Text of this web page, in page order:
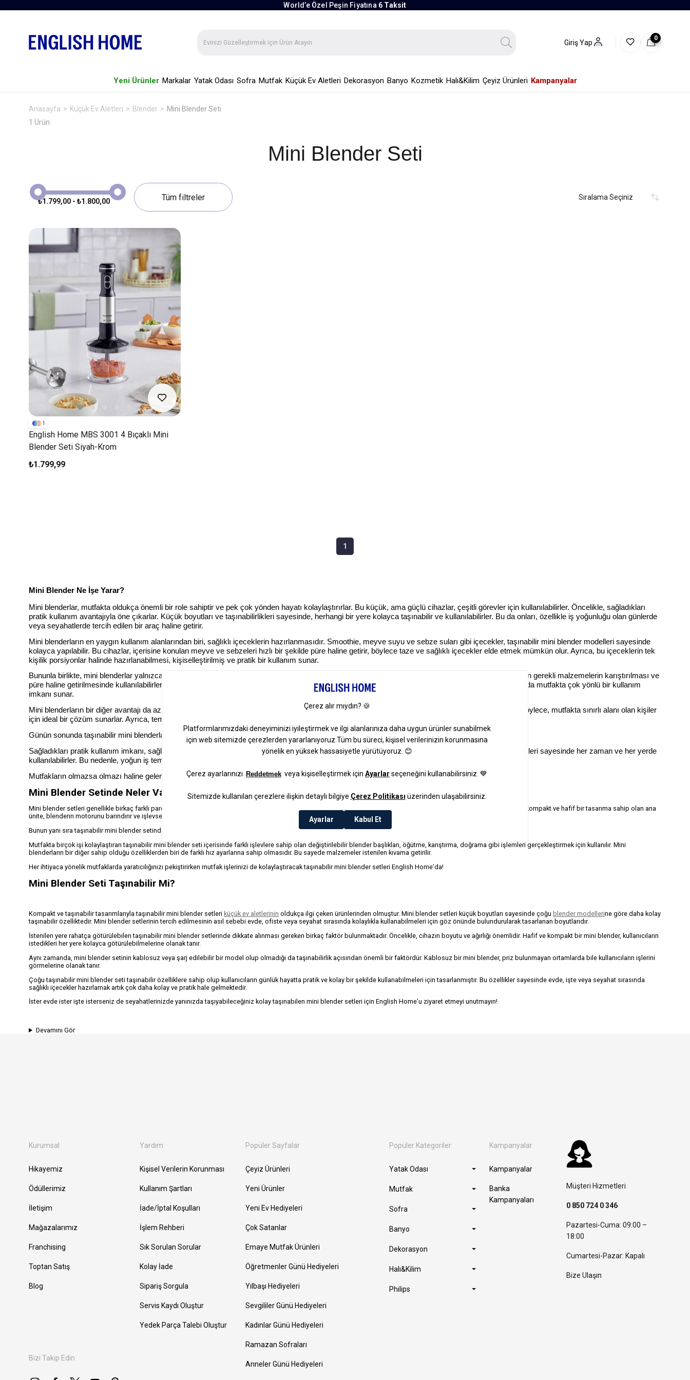
World’e Özel Peşin Fiyatına 6 Taksit
Giriş Yap
0
Yeni Ürünler Markalar Yatak Odası Sofra Mutfak Küçük Ev Aletleri Dekorasyon Banyo Kozmetik Halı&Kilim Çeyiz Ürünleri Kampanyalar
Anasayfa Küçük Ev Aletleri Blender
Mini Blender Seti
1 Ürün
Mini Blender Seti
₺1.799,00 - ₺1.800,00
English Home MBS 3001 4 Bıçaklı Mini
Blender Seti Siyah-Krom
₺1.799,99
1
1
Mini Blender Ne İşe Yarar?
Mini blenderlar, mutfakta oldukça önemli bir role sahiptir ve pek çok yönden hayatı kolaylaştırırlar. Bu küçük, ama güçlü cihazlar, çeşitli görevler için kullanılabilirler. Öncelikle, sağladıkları
pratik kullanım avantajıyla öne çıkarlar. Küçük boyutları ve taşınabilirlikleri sayesinde, herhangi bir yere kolayca taşınabilir ve kullanılabilirler. Bu da onları, özellikle iş yoğunluğu olan günlerde
veya seyahatlerde tercih edilen bir araç haline getirir.
Mini blenderların en yaygın kullanım alanlarından biri, sağlıklı içeceklerin hazırlanmasıdır. Smoothie, meyve suyu ve sebze suları gibi içecekler, taşınabilir mini blender modelleri sayesinde
kolayca yapılabilir. Bu cihazlar, içerisine konulan meyve ve sebzeleri hızlı bir şekilde püre haline getirir, böylece taze ve sağlıklı içecekler elde etmek mümkün olur. Ayrıca, bu içeceklerin tek
kişilik porsiyonlar halinde hazırlanabilmesi, kişiselleştirilmiş ve pratik bir kullanım sunar.
Bununla birlikte, mini blenderlar yalnızca içeceklerin değil, aynı zamanda çeşitli yemeklerin hazırlanmasında da etkilidir. Örneğin, soslar ve çorbalar için gerekli malzemelerin karıştırılması ve
püre haline getirilmesinde kullanılabilirler. Ayrıca, kuruyemişlerin öğütülmesi veya baharatların çekilmesi gibi işlemler için de ideal bir seçenektirler. Bu da mutfakta çok yönlü bir kullanım
imkanı sunar.
Mini blenderların bir diğer avantajı da az yer kaplamalarıdır. Küçük boyutları sayesinde dolapta veya tezgah üstünde saklanmaları oldukça kolaydır. Böylece, mutfakta sınırlı alanı olan kişiler
için ideal bir çözüm sunarlar. Ayrıca, temizlikleri de oldukça pratiktir, bu da kullanıcılar için ek bir avantaj sağlar.
Günün sonunda taşınabilir mini blenderlar, mutfakta çok yönlü bir yardımcı olarak öne çıkar.
Sağladıkları pratik kullanım imkanı, sağlıklı içeceklerin ve yemeklerin kolayca hazırlanmasını sağlarken aynı zamanda küçük boyutları ve taşınabilirlikleri sayesinde her zaman ve her yerde
kullanılabilirler. Bu nedenle, yoğun iş temposuna sahip veya küçük mutfaklarda yaşayanlar için vazgeçilmez bir araç haline gelmiştir.
Mutfakların olmazsa olmazı haline gelen modern tasarımlı yer kaplamayan taşınabilir mini blender modelleri English Home’da!
Mini Blender Setinde Neler Vardır?
Mini blender setleri genellikle birkaç farklı parçadan oluşur ve farklı fonksiyonlara sahip olabilir. İstenildiğinde her yere götürülebilen taşınabilir mini blenderlarda genellikle kompakt ve hafif bir tasarıma sahip olan ana
ünite, blenderın motorunu barındırır ve işlevselliğini sağlar.
Bunun yanı sıra taşınabilir mini blender setinde çeşitli boyutlarda karıştırma hazneleri, farklı miktarlarda malzemeyi karıştırabilir veya doğrayabilir.
Mutfakta birçok işi kolaylaştıran taşınabilir mini blender seti içerisinde farklı işlevlere sahip olan değiştirilebilir blender başlıkları, öğütme, karıştırma, doğrama gibi işlemleri gerçekleştirmek için kullanılır. Mini
blenderların bir diğer sahip olduğu özelliklerden biri de farklı hız ayarlarına sahip olmasıdır. Bu sayede malzemeler istenilen kıvama getirilir.
Her ihtiyaca yönelik mutfaklarda yaratıcılığınızı pekiştirirken mutfak işlerinizi de kolaylaştıracak taşınabilir mini blender setleri English Home’da!
Mini Blender Seti Taşınabilir Mi?
Kompakt ve taşınabilir tasarımlarıyla taşınabilir mini blender setleri küçük ev aletlerinin oldukça ilgi çeken ürünlerinden olmuştur. Mini blender setleri küçük boyutları sayesinde çoğu blender modellerine göre daha kolay
taşınabilir özelliktedir. Mini blender setlerinin tercih edilmesinin asıl sebebi evde, ofiste veya seyahat sırasında kolaylıkla kullanabilmeleri için göz önünde bulundurularak tasarlanan boyutlarıdır.
İstenilen yere rahatça götürülebilen taşınabilir mini blender setlerinde dikkate alınması gereken birkaç faktör bulunmaktadır. Öncelikle, cihazın boyutu ve ağırlığı önemlidir. Hafif ve kompakt bir mini blender, kullanıcıların
istedikleri her yere kolayca götürülebilmelerine olanak tanır.
Aynı zamanda, mini blender setinin kablosuz veya şarj edilebilir bir model olup olmadığı da taşınabilirlik açısından önemli bir faktördür. Kablosuz bir mini blender, priz bulunmayan ortamlarda bile kullanıcıların işlerini
görmelerine olanak tanır.
Çoğu taşınabilir mini blender seti taşınabilir özelliklere sahip olup kullanıcıların günlük hayatta pratik ve kolay bir şekilde kullanabilmeleri için tasarlanmıştır. Bu özellikler sayesinde evde, işte veya seyahat sırasında
sağlıklı içecekler hazırlamak artık çok daha kolay ve pratik hale gelmektedir.
İster evde ister işte isterseniz de seyahatlerinizde yanınızda taşıyabileceğiniz kolay taşınabilen mini blender setleri için English Home’u ziyaret etmeyi unutmayın!
Devamını Gör
Kurumsal
Hikayemiz
Ödüllerimiz
İletişim
Mağazalarımız
Franchising
Toptan Satış
Blog
Bizi Takip Edin
Yardım
Kişisel Verilerin Korunması
Kullanım Şartları
İade/İptal Koşulları
İşlem Rehberi
Sık Sorulan Sorular
Kolay İade
Sipariş Sorgula
Servis Kaydı Oluştur
Yedek Parça Talebi Oluştur
Popüler Sayfalar
Çeyiz Ürünleri
Yeni Ürünler
Yeni Ev Hediyeleri
Çok Satanlar
Emaye Mutfak Ürünleri
Öğretmenler Günü Hediyeleri
Yılbaşı Hediyeleri
Sevgililer Günü Hediyeleri
Kadınlar Günü Hediyeleri
Ramazan Sofraları
Anneler Günü Hediyeleri
Popüler Kategoriler
Yatak Odası
Mutfak
Sofra
Banyo
Dekorasyon
Halı&Kilim
Philips
Kampanyalar
Kampanyalar
Banka
Kampanyaları
Müşteri Hizmetleri
0 850 724 0 346
Pazartesi-Cuma: 09:00 –
18:00
Cumartesi-Pazar: Kapalı
Bize Ulaşın